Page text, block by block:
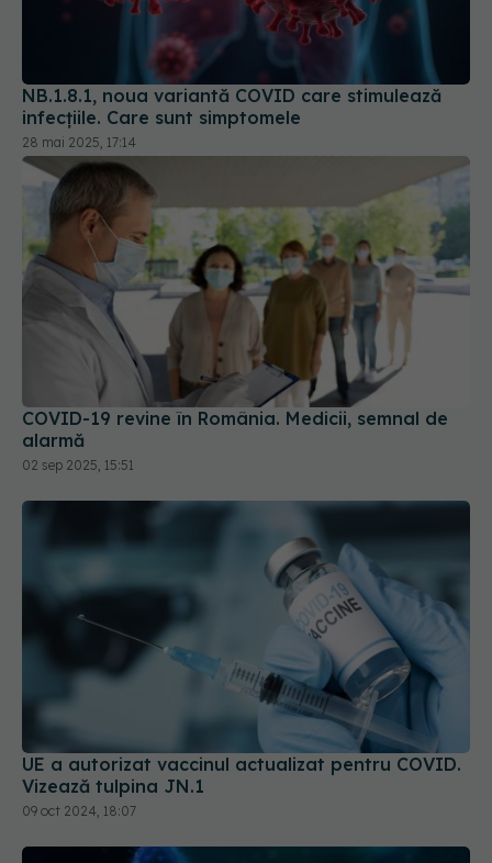
NB.1.8.1, noua variantă COVID care stimulează
infecțiile. Care sunt simptomele
28 mai 2025, 17:14
COVID-19 revine în România. Medicii, semnal de
alarmă
02 sep 2025, 15:51
UE a autorizat vaccinul actualizat pentru COVID.
Vizează tulpina JN.1
09 oct 2024, 18:07